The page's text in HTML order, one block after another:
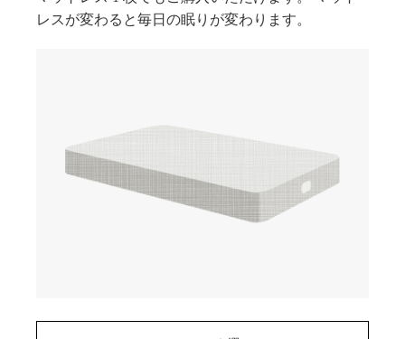
レスが変わると毎日の眠りが変わります。